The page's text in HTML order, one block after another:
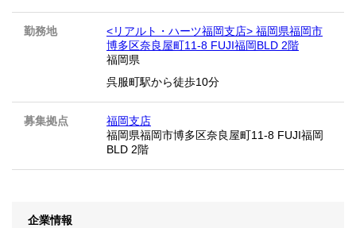
勤務地
<リアルト・ハーツ福岡支店> 福岡県福岡市
博多区奈良屋町11-8 FUJI福岡BLD 2階
福岡県
呉服町駅から徒歩10分
募集拠点
福岡支店
福岡県福岡市博多区奈良屋町11-8 FUJI福岡
BLD 2階
企業情報